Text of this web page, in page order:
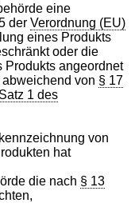
eine
derVerordnung (EU)
eines Produkts
oder die
Produkts angeordnet
von § 17
1 des
von
hat
die nach § 13